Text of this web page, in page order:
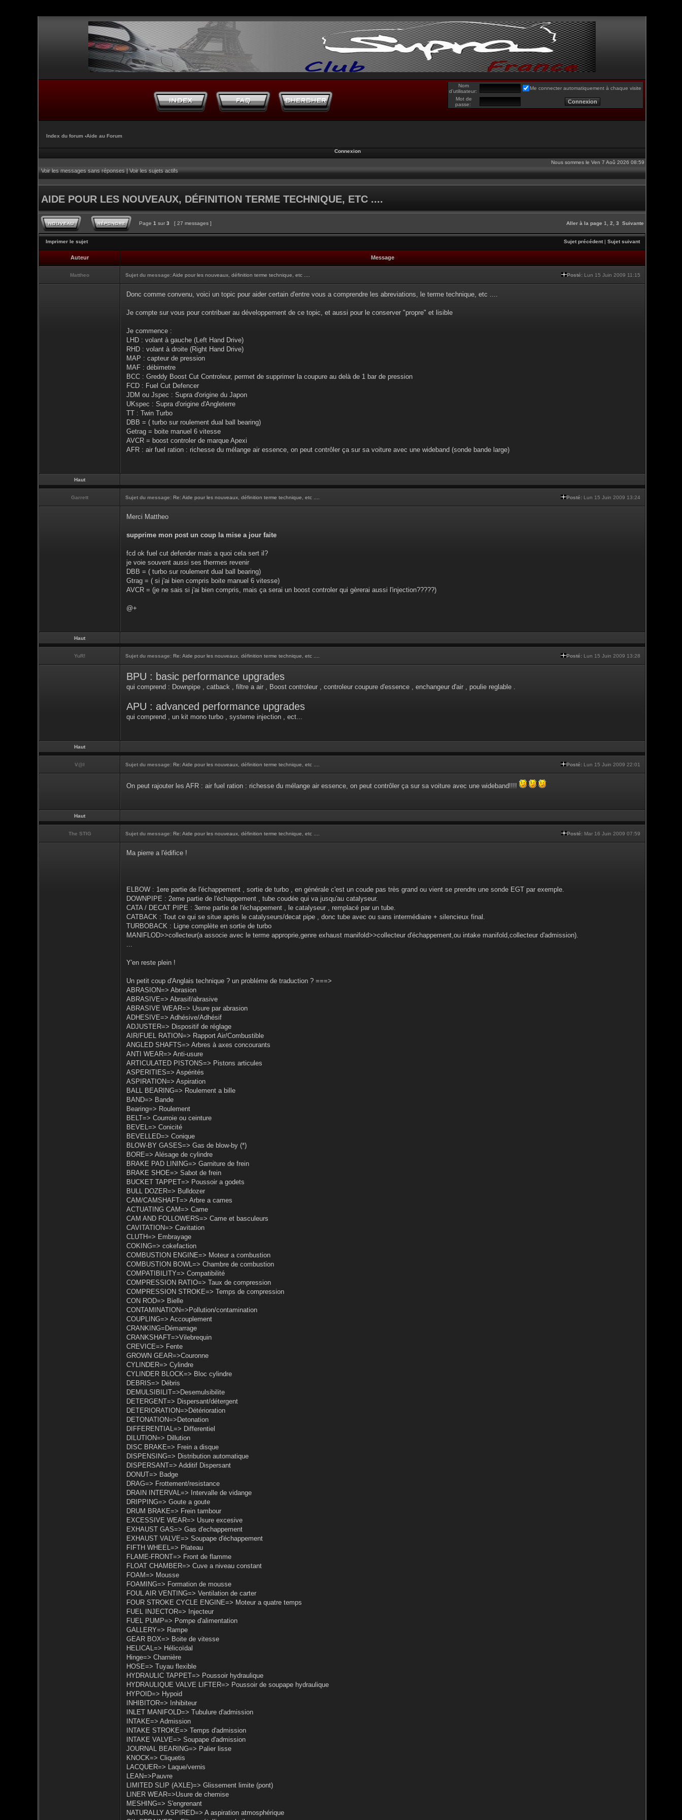
Nom
d’utilisateur:
Me connecter automatiquement à chaque visite
Mot de
passe:
Index du forum ‹Aide au Forum
Connexion
Nous sommes le Ven 7 Aoû 2026 08:59
Voir les messages sans réponses|Voir les sujets actifs
AIDE POUR LES NOUVEAUX, DÉFINITION TERME TECHNIQUE, ETC ....
Page 1 sur 3 [ 27 messages ] Aller à la page 1 2 3 Suivante
Imprimer le sujet Sujet précédent| Sujet suivant
Auteur Message
Mattheo Sujet du message:Aide pour les nouveaux, définition terme technique, etc .... Posté: Lun 15 Juin 2009 11:15
Donc comme convenu, voici un topic pour aider certain d'entre vous a comprendre les abreviations, le terme technique, etc ....
Je compte sur vous pour contribuer au développement de ce topic, et aussi pour le conserver "propre" et lisible
Je commence :
LHD : volant à gauche (Left Hand Drive)
RHD : volant à droite (Right Hand Drive)
MAP : capteur de pression
MAF : débimetre
BCC : Greddy Boost Cut Controleur, permet de supprimer la coupure au delà de 1 bar de pression
FCD : Fuel Cut Defencer
JDM ou Jspec : Supra d'origine du Japon
UKspec : Supra d'origine d'Angleterre
TT : Twin Turbo
DBB = ( turbo sur roulement dual ball bearing)
Getrag = boite manuel 6 vitesse
AVCR = boost controler de marque Apexi
AFR : air fuel ration : richesse du mélange air essence, on peut contrôler ça sur sa voiture avec une wideband (sonde bande large)
Haut
Garrett Sujet du message: Re: Aide pour les nouveaux, définition terme technique, etc .... Posté: Lun 15 Juin 2009 13:24
Merci Mattheo
supprime mon post un coup la mise a jour faite
fcd ok fuel cut defender mais a quoi cela sert il?
je voie souvent aussi ses thermes revenir
DBB = ( turbo sur roulement dual ball bearing)
Gtrag = ( si j'ai bien compris boite manuel 6 vitesse)
AVCR = (je ne sais si j'ai bien compris, mais ça serai un boost controler qui gèrerai aussi l'injection?????)
@+
Haut
YuR! Sujet du message: Re: Aide pour les nouveaux, définition terme technique, etc .... Posté: Lun 15 Juin 2009 13:28
BPU : basic performance upgrades
qui comprend : Downpipe , catback , filtre a air , Boost controleur , controleur coupure d'essence , enchangeur d'air , poulie reglable .
APU : advanced performance upgrades
qui comprend , un kit mono turbo , systeme injection , ect...
Haut
V@l Sujet du message: Re: Aide pour les nouveaux, définition terme technique, etc .... Posté: Lun 15 Juin 2009 22:01
On peut rajouter les AFR : air fuel ration : richesse du mélange air essence, on peut contrôler ça sur sa voiture avec une wideband!!!!
Haut
The STIG Sujet du message: Re: Aide pour les nouveaux, définition terme technique, etc .... Posté: Mar 16 Juin 2009 07:59
Ma pierre a l'édifice !
ELBOW : 1ere partie de l'échappement , sortie de turbo , en générale c'est un coude pas très grand ou vient se prendre une sonde EGT par exemple.
DOWNPIPE : 2eme partie de l'échappement , tube coudée qui va jusqu'au catalyseur.
CATA / DECAT PIPE : 3eme partie de l'échappement , le catalyseur , remplacé par un tube.
CATBACK : Tout ce qui se situe après le catalyseurs/decat pipe , donc tube avec ou sans intermédiaire + silencieux final.
TURBOBACK : Ligne complète en sortie de turbo
MANIFLOD>>collecteur(a associe avec le terme approprie,genre exhaust manifold>>collecteur d'échappement,ou intake manifold,collecteur d'admission).
...
Y'en reste plein !
Un petit coup d'Anglais technique ? un probléme de traduction ? ===>
ABRASION=> Abrasion
ABRASIVE=> Abrasif/abrasive
ABRASIVE WEAR=> Usure par abrasion
ADHESIVE=> Adhésive/Adhésif
ADJUSTER=> Dispositif de réglage
AIR/FUEL RATION=> Rapport Air/Combustible
ANGLED SHAFTS=> Arbres à axes concourants
ANTI WEAR=> Anti-usure
ARTICULATED PISTONS=> Pistons articules
ASPERITIES=> Aspérités
ASPIRATION=> Aspiration
BALL BEARING=> Roulement a bille
BAND=> Bande
Bearing=> Roulement
BELT=> Courroie ou ceinture
BEVEL=> Conicité
BEVELLED=> Conique
BLOW-BY GASES=> Gas de blow-by (*)
BORE=> Alésage de cylindre
BRAKE PAD LINING=> Garniture de frein
BRAKE SHOE=> Sabot de frein
BUCKET TAPPET=> Poussoir a godets
BULL DOZER=> Bulldozer
CAM/CAMSHAFT=> Arbre a cames
ACTUATING CAM=> Came
CAM AND FOLLOWERS=> Came et basculeurs
CAVITATION=> Cavitation
CLUTH=> Embrayage
COKING=> cokefaction
COMBUSTION ENGINE=> Moteur a combustion
COMBUSTION BOWL=> Chambre de combustion
COMPATIBILITY=> Compatibilité
COMPRESSION RATIO=> Taux de compression
COMPRESSION STROKE=> Temps de compression
CON ROD=> Bielle
CONTAMINATION=>Pollution/contamination
COUPLING=> Accouplement
CRANKING=Démarrage
CRANKSHAFT=>Vilebrequin
CREVICE=> Fente
GROWN GEAR=>Couronne
CYLINDER=> Cylindre
CYLINDER BLOCK=> Bloc cylindre
DEBRIS=> Débris
DEMULSIBILIT=>Desemulsibilite
DETERGENT=> Dispersant/détergent
DETERIORATION=>Détérioration
DETONATION=>Detonation
DIFFERENTIAL=> Differentiel
DILUTION=> Dillution
DISC BRAKE=> Frein a disque
DISPENSING=> Distribution automatique
DISPERSANT=> Additif Dispersant
DONUT=> Badge
DRAG=> Frottement/resistance
DRAIN INTERVAL=> Intervalle de vidange
DRIPPING=> Goute a goute
DRUM BRAKE=> Frein tambour
EXCESSIVE WEAR=> Usure excesive
EXHAUST GAS=> Gas d'echappement
EXHAUST VALVE=> Soupape d'échappement
FIFTH WHEEL=> Plateau
FLAME-FRONT=> Front de flamme
FLOAT CHAMBER=> Cuve a niveau constant
FOAM=> Mousse
FOAMING=> Formation de mousse
FOUL AIR VENTING=> Ventilation de carter
FOUR STROKE CYCLE ENGINE=> Moteur a quatre temps
FUEL INJECTOR=> Injecteur
FUEL PUMP=> Pompe d'alimentation
GALLERY=> Rampe
GEAR BOX=> Boite de vitesse
HELICAL=> Hélicoïdal
Hinge=> Charnière
HOSE=> Tuyau flexible
HYDRAULIC TAPPET=> Poussoir hydraulique
HYDRAULIQUE VALVE LIFTER=> Poussoir de soupape hydraulique
HYPOID=> Hypoid
INHIBITOR=> Inhibiteur
INLET MANIFOLD=> Tubulure d'admission
INTAKE=> Admission
INTAKE STROKE=> Temps d'admission
INTAKE VALVE=> Soupape d'admission
JOURNAL BEARING=> Palier lisse
KNOCK=> Cliquetis
LACQUER=> Laque/vernis
LEAN=>Pauvre
LIMITED SLIP (AXLE)=> Glissement limite (pont)
LINER WEAR=>Usure de chemise
MESHING=> S'engrenant
NATURALLY ASPIRED=> A aspiration atmosphérique